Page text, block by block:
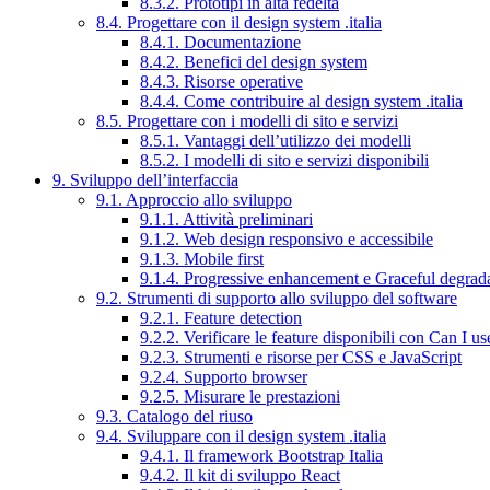
8.4. Progettare con il design system .italia
8.4.1. Documentazione
8.4.2. Benefici del design system
8.4.3. Risorse operative
8.4.4. Come contribuire al design system .italia
8.5. Progettare con i modelli di sito e servizi
8.5.1. Vantaggi dell’utilizzo dei modelli
8.5.2. I modelli di sito e servizi disponibili
9. Sviluppo dell’interfaccia
9.1. Approccio allo sviluppo
9.1.1. Attività preliminari
9.1.2. Web design responsivo e accessibile
9.1.3. Mobile first
9.1.4. Progressive enhancement e Graceful
9.2. Strumenti di supporto allo sviluppo del software
9.2.1. Feature detection
9.2.2. Verificare le feature disponibili con Can I
9.2.3. Strumenti e risorse per CSS e JavaScript
9.2.4. Supporto browser
9.2.5. Misurare le prestazioni
9.3. Catalogo del riuso
9.4. Sviluppare con il design system .italia
9.4.1. Il framework Bootstrap Italia
9.4.2. Il kit di sviluppo React